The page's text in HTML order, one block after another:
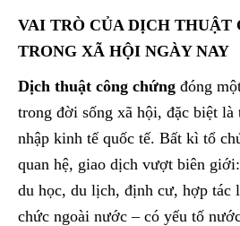
VAI TRÒ CỦA DỊCH THUẬT
TRONG XÃ HỘI NGÀY NAY
Dịch thuật công chứng đóng
trong đời sống xã hội, đặc biệt
nhập kinh tế quốc tế. Bất kì tổ
quan hệ, giao dịch vượt biên
du học, du lịch, định cư, hợp tác
chức ngoài nước – có yếu tố